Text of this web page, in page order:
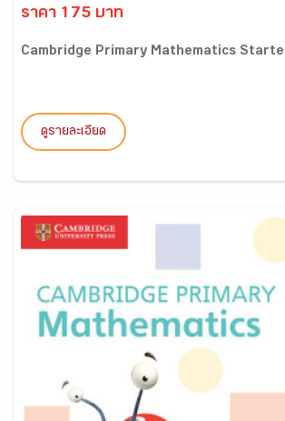
ราคา 175 บาท
Cambridge Primary Mathematics
ดูรายละเอียด